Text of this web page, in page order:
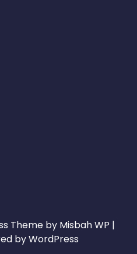
Theme by Misbah WP |
by WordPress